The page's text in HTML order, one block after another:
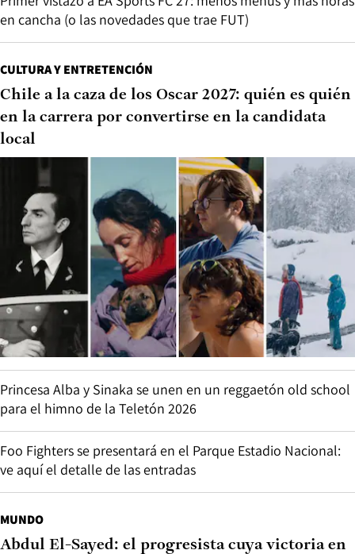
en cancha (o las novedades que trae FUT)
CULTURA Y ENTRETENCIÓN
Chile a la caza de los Oscar 2027: quién es quién
en la carrera por convertirse en la candidata
local
Princesa Alba y Sinaka se unen en un reggaetón old school
para el himno de la Teletón 2026
Foo Fighters se presentará en el Parque Estadio Nacional:
ve aquí el detalle de las entradas
MUNDO
Abdul El-Sayed: el progresista cuya victoria en